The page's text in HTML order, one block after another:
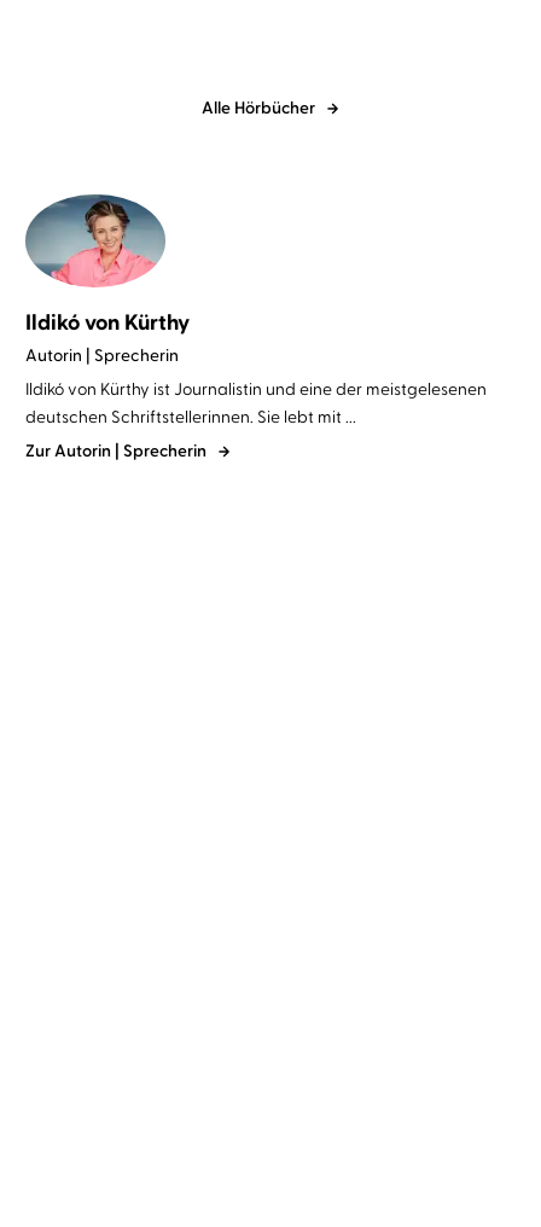
Alle Hörbücher
Ildikó von Kürthy
Autorin | Sprecherin
Ildikó von Kürthy ist Journalistin und eine der meistgelesenen
deutschen Schriftstellerinnen. Sie lebt mit ...
Zur Autorin | Sprecherin